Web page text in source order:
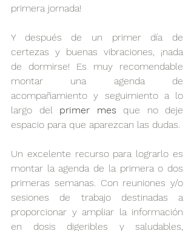
primera jornada!
Y después de un primer día de
certezas y buenas vibraciones, ¡nada
de dormirse! Es muy recomendable
montar una agenda de
acompañamiento y seguimiento a lo
largo del primer mes que no deje
espacio para que aparezcan las dudas.
Un excelente recurso para lograrlo es
montar la agenda de la primera o dos
primeras semanas. Con reuniones y/o
sesiones de trabajo destinadas a
proporcionar y ampliar la información
en dosis digeribles y saludables,